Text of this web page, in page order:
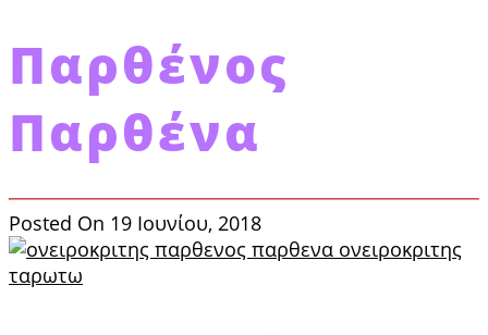
Παρθένος
Παρθένα
Posted On 19 Ιουνίου, 2018